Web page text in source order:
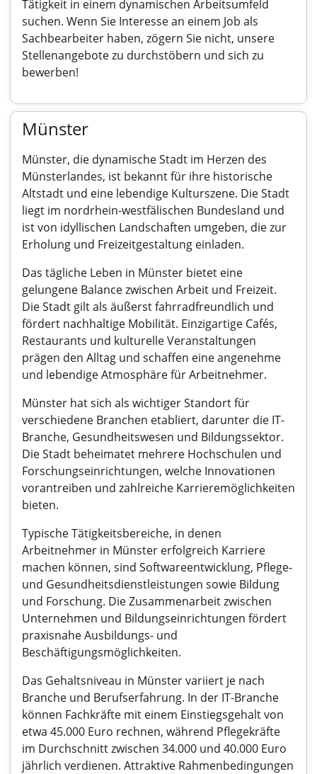
Tätigkeit in einem dynamischen Arbeitsumfeld
suchen. Wenn Sie Interesse an einem Job als
Sachbearbeiter haben, zögern Sie nicht, unsere
Stellenangebote zu durchstöbern und sich zu
bewerben!
Münster
Münster, die dynamische Stadt im Herzen des
Münsterlandes, ist bekannt für ihre historische
Altstadt und eine lebendige Kulturszene. Die Stadt
liegt im nordrhein-westfälischen Bundesland und
ist von idyllischen Landschaften umgeben, die zur
Erholung und Freizeitgestaltung einladen.
Das tägliche Leben in Münster bietet eine
gelungene Balance zwischen Arbeit und Freizeit.
Die Stadt gilt als äußerst fahrradfreundlich und
fördert nachhaltige Mobilität. Einzigartige Cafés,
Restaurants und kulturelle Veranstaltungen
prägen den Alltag und schaffen eine angenehme
und lebendige Atmosphäre für Arbeitnehmer.
Münster hat sich als wichtiger Standort für
verschiedene Branchen etabliert, darunter die IT-
Branche, Gesundheitswesen und Bildungssektor.
Die Stadt beheimatet mehrere Hochschulen und
Forschungseinrichtungen, welche Innovationen
vorantreiben und zahlreiche Karrieremöglichkeiten
bieten.
Typische Tätigkeitsbereiche, in denen
Arbeitnehmer in Münster erfolgreich Karriere
machen können, sind Softwareentwicklung, Pflege-
und Gesundheitsdienstleistungen sowie Bildung
und Forschung. Die Zusammenarbeit zwischen
Unternehmen und Bildungseinrichtungen fördert
praxisnahe Ausbildungs- und
Beschäftigungsmöglichkeiten.
Das Gehaltsniveau in Münster variiert je nach
Branche und Berufserfahrung. In der IT-Branche
können Fachkräfte mit einem Einstiegsgehalt von
etwa 45.000 Euro rechnen, während Pflegekräfte
im Durchschnitt zwischen 34.000 und 40.000 Euro
jährlich verdienen. Attraktive Rahmenbedingungen